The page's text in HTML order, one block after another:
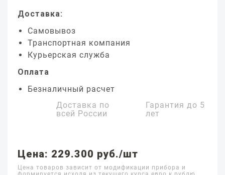
Доставка:
Самовывоз
Транспортная компания
Курьерская служба
Оплата
Безналичный расчет
Доставка по
всей России
Гарантия до 5
лет
Цена: 229.300 руб./шт
Цена товаров зависит от модификации прибора и